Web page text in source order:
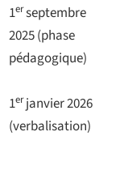
1erseptembre
2025 (phase
pédagogique)
1erjanvier 2026
(verbalisation)